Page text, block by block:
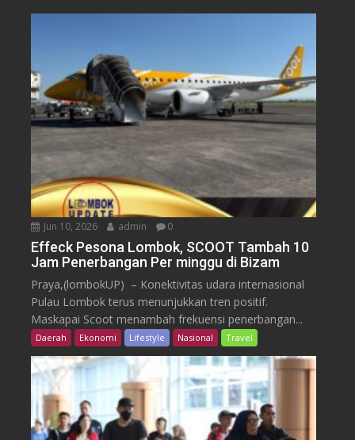
Jun 10, 2026 admin 0
Effeck Pesona Lombok, SCOOT Tambah 10
Jam Penerbangan Per minggu di Bizam
Praya,(lombokUP) – Konektivitas udara internasional
Pulau Lombok terus menunjukkan tren positif.
Maskapai Scoot menambah frekuensi penerbangan...
Daerah Ekonomi Lifestyle Nasional Travel